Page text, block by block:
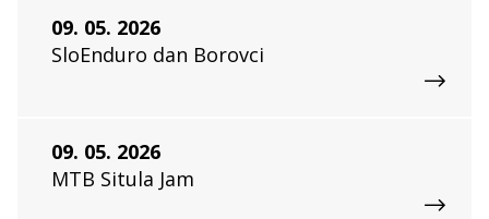
09. 05. 2026
SloEnduro dan Borovci
09. 05. 2026
MTB Situla Jam